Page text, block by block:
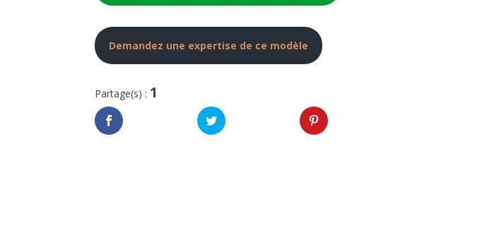
Demandez une expertise de ce modèle
Partage(s) : 1